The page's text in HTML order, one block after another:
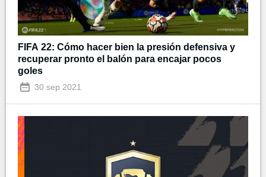
FIFA 22: Cómo hacer bien la presión defensiva y
recuperar pronto el balón para encajar pocos
goles
30 sep 2021